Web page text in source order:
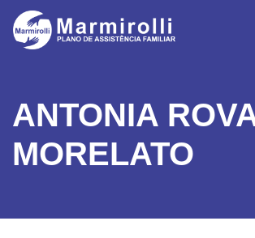
ANTONIA
MORELATO